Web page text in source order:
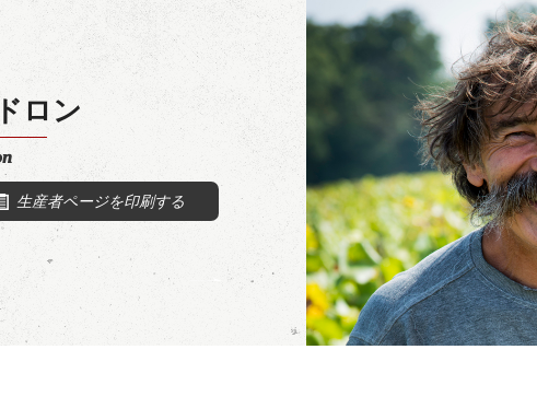
ロン
生産者ページを印刷する